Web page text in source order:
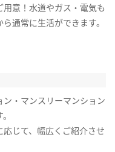
意！水道やガス・電気も
通常に生活ができます。
ン・マンスリーマンション
じて、幅広くご紹介させ